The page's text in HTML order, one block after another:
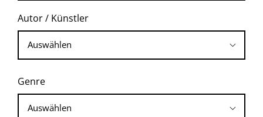
Autor / Künstler
Genre